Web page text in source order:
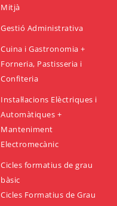
Mitjà
Gestió Administrativa
Cuina i Gastronomia +
Forneria, Pastisseria i
Confiteria
Instal·lacions Elèctriques i
Automàtiques +
Manteniment
Electromecànic
Cicles formatius de grau
bàsic
Cicles Formatius de Grau